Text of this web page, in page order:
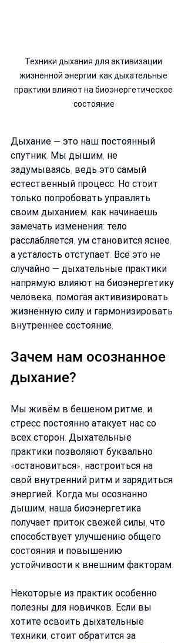
Техники дыхания для активизации
жизненной энергии: как дыхательные
практики влияют на биоэнергетическое
состояние
Дыхание — это наш постоянный
спутник. Мы дышим, не
задумываясь, ведь это самый
естественный процесс. Но стоит
только попробовать управлять
своим дыханием, как начинаешь
замечать изменения: тело
расслабляется, ум становится яснее,
а усталость отступает. Всё это не
случайно — дыхательные практики
напрямую влияют на биоэнергетику
человека, помогая активизировать
жизненную силу и гармонизировать
внутреннее состояние.
Зачем нам осознанное
дыхание?
Мы живём в бешеном ритме, и
стресс постоянно атакует нас со
всех сторон. Дыхательные
практики позволяют буквально
«остановиться», настроиться на
свой внутренний ритм и зарядиться
энергией. Когда мы осознанно
дышим, наша биоэнергетика
получает приток свежей силы, что
способствует улучшению общего
состояния и повышению
устойчивости к внешним факторам.
Некоторые из практик особенно
полезны для новичков. Если вы
хотите освоить дыхательные
техники, стоит обратится за